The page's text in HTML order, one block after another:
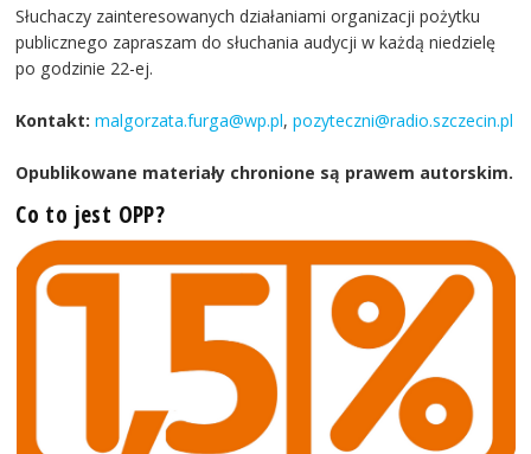
Słuchaczy zainteresowanych działaniami organizacji pożytku
publicznego zapraszam do słuchania audycji w każdą niedzielę
po godzinie 22-ej.
Kontakt: malgorzata.furga@wp.pl,pozyteczni@radio.szczecin.pl
Opublikowane materiały chronione są prawem autorskim.
Co to jest OPP?